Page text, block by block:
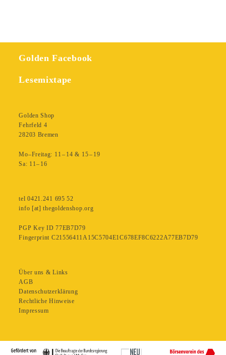
Golden Facebook
Lesemixtape
Golden Shop
Fehrfeld 4
28203 Bremen
Mo–Freitag: 11 – 14 & 15 – 19
Sa: 11– 16
tel 0421.241 695 52
info [at] thegoldenshop.org
PGP Key ID 77EB7D79
Fingerprint C21556411A15C5704E1C678EF8C6222A77EB7D79
Über uns & Links
AGB
Datenschutzerklärung
Rechtliche Hinweise
Impressum